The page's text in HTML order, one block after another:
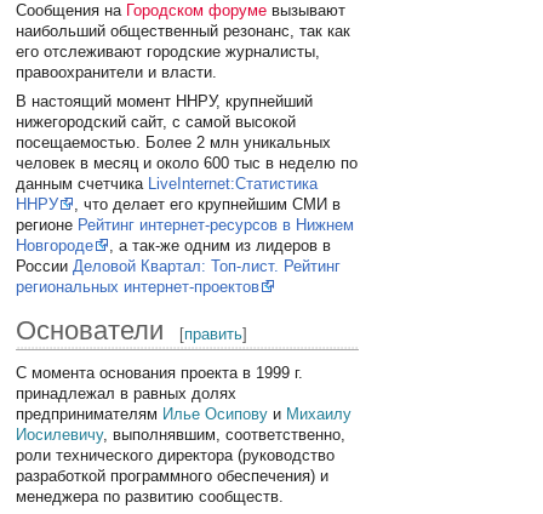
Сообщения на Городском форуме вызывают
наибольший общественный резонанс, так как
его отслеживают городские журналисты,
правоохранители и власти.
В настоящий момент ННРУ, крупнейший
нижегородский сайт, с самой высокой
посещаемостью. Более 2 млн уникальных
человек в месяц и около 600 тыс в неделю по
данным счетчика
LiveInternet:Статистика
ННРУ
, что делает его крупнейшим СМИ в
регионе Рейтинг интернет-ресурсов в Нижнем
Новгороде
, а так-же одним из лидеров в
России Деловой Квартал: Топ-лист. Рейтинг
региональных интернет-проектов
Основатели [править]
С момента основания проекта в 1999 г.
принадлежал в равных долях
предпринимателям Илье Осипову и Михаилу
Иосилевичу, выполнявшим, соответственно,
роли технического директора (руководство
разработкой программного обеспечения) и
менеджера по развитию сообществ.